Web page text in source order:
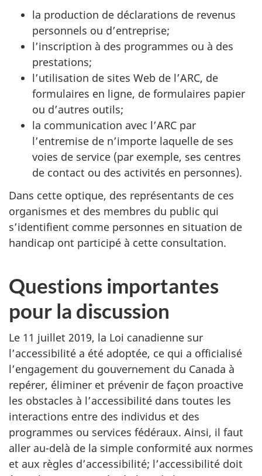
la production de déclarations de revenus
personnels ou d’entreprise;
l’inscription à des programmes ou à des
prestations;
l’utilisation de sites Web de l’ARC, de
formulaires en ligne, de formulaires papier
ou d’autres outils;
la communication avec l’ARC par
l’entremise de n’importe laquelle de ses
voies de service (par exemple, ses centres
de contact ou des activités en personnes).
Dans cette optique, des représentants de ces
organismes et des membres du public qui
s’identifient comme personnes en situation de
handicap ont participé à cette consultation.
Questions importantes
pour la discussion
Le 11 juillet 2019, la Loi canadienne sur
l’accessibilité a été adoptée, ce qui a officialisé
l’engagement du gouvernement du Canada à
repérer, éliminer et prévenir de façon proactive
les obstacles à l’accessibilité dans toutes les
interactions entre des individus et des
programmes ou services fédéraux. Ainsi, il faut
aller au-delà de la simple conformité aux normes
et aux règles d’accessibilité; l’accessibilité doit